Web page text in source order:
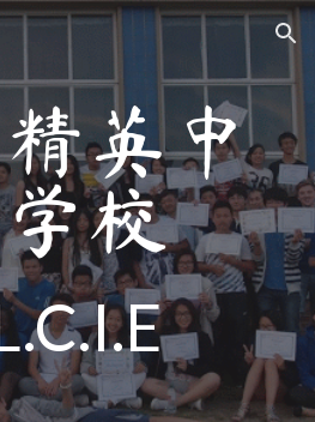
Skip to navigation
英中
校